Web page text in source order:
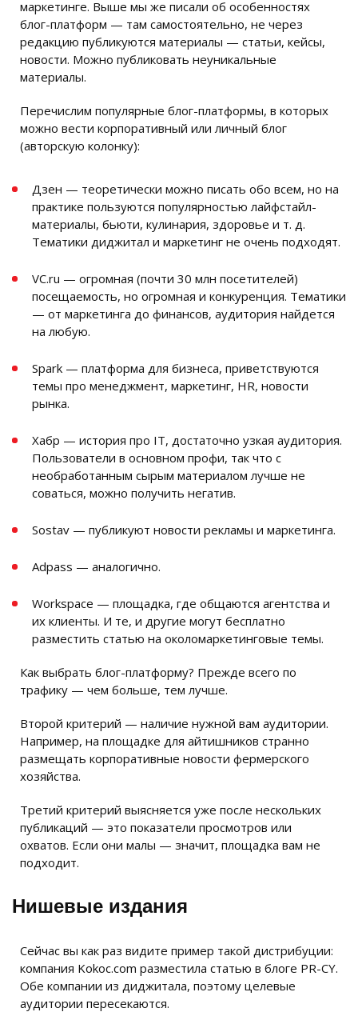
маркетинге. Выше мы же писали об особенностях
блог-платформ — там самостоятельно, не через
редакцию публикуются материалы — статьи, кейсы,
новости. Можно публиковать неуникальные
материалы.
Перечислим популярные блог-платформы, в которых
можно вести корпоративный или личный блог
(авторскую колонку):
Дзен — теоретически можно писать обо всем, но на
практике пользуются популярностью лайфстайл-
материалы, бьюти, кулинария, здоровье и т. д.
Тематики диджитал и маркетинг не очень подходят.
VC.ru — огромная (почти 30 млн посетителей)
посещаемость, но огромная и конкуренция. Тематики
— от маркетинга до финансов, аудитория найдется
на любую.
Spark — платформа для бизнеса, приветствуются
темы про менеджмент, маркетинг, HR, новости
рынка.
Хабр — история про IT, достаточно узкая аудитория.
Пользователи в основном профи, так что с
необработанным сырым материалом лучше не
соваться, можно получить негатив.
Sostav — публикуют новости рекламы и маркетинга.
Adpass — аналогично.
Workspace — площадка, где общаются агентства и
их клиенты. И те, и другие могут бесплатно
разместить статью на околомаркетинговые темы.
Как выбрать блог-платформу? Прежде всего по
трафику — чем больше, тем лучше.
Второй критерий — наличие нужной вам аудитории.
Например, на площадке для айтишников странно
размещать корпоративные новости фермерского
хозяйства.
Третий критерий выясняется уже после нескольких
публикаций — это показатели просмотров или
охватов. Если они малы — значит, площадка вам не
подходит.
Нишевые издания
Сейчас вы как раз видите пример такой дистрибуции:
компания Kokoc.com разместила статью в блоге PR-CY.
Обе компании из диджитала, поэтому целевые
аудитории пересекаются.